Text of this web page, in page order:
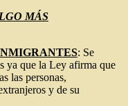
MÁS
: Se
ya que la Ley afirma que
las personas,
y de su